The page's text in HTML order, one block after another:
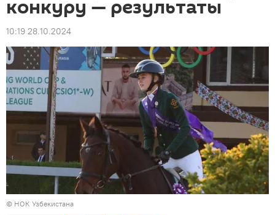
конкуру — результаты
10:19 28.10.2024
© НОК Узбекистана